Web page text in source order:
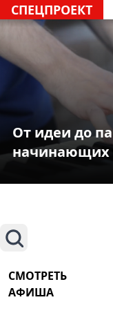
СПЕЦПРОЕКТ
От идеи до
начинающих
Поиск
СМОТРЕТЬ
АФИША